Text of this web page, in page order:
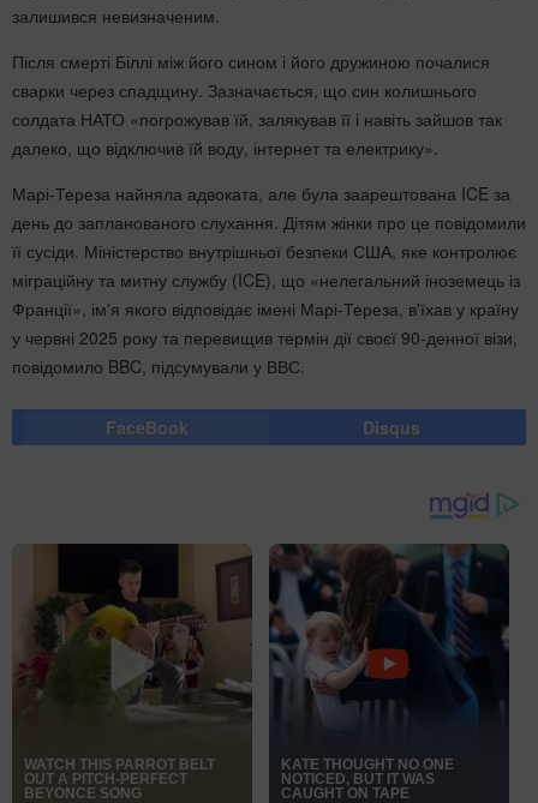
залишився невизначеним.
Після смерті Біллі між його сином і його дружиною почалися
сварки через спадщину. Зазначається, що син колишнього
солдата НАТО «погрожував їй, залякував її і навіть зайшов так
далеко, що відключив їй воду, інтернет та електрику».
Марі-Тереза найняла адвоката, але була заарештована ICE за
день до запланованого слухання. Дітям жінки про це повідомили
її сусіди. Міністерство внутрішньої безпеки США, яке контролює
міграційну та митну службу (ICE), що «нелегальний іноземець із
Франції», ім'я якого відповідає імені Марі-Тереза, в'їхав у країну
у червні 2025 року та перевищив термін дії своєї 90-денної візи,
повідомило BBC, підсумували у ВВС.
FaceBook Disqus